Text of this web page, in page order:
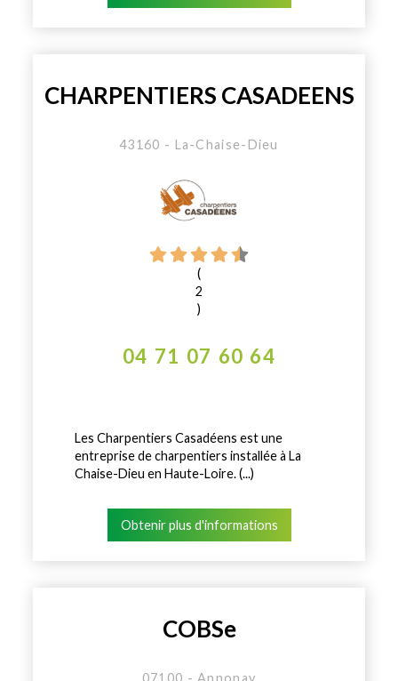
CHARPENTIERS CASADEENS
43160 - La-Chaise-Dieu
(
2
)
04 71 07 60 64
Les Charpentiers Casadéens est une
entreprise de charpentiers installée à La
Chaise-Dieu en Haute-Loire. (...)
Obtenir plus d'informations
COBSe
07100 - Annonay